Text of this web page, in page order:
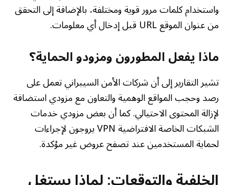
واستخدام كلمات مرور قوية ومختلفة، بالإضافة إلى التحقق
من عنوان الموقع URL قبل إدخال أي معلومات.
ماذا يفعل المطورون ومزودو الحماية؟
تشير التقارير إلى أن شركات الأمن السيبراني تعمل على
رصد وحجب المواقع الوهمية والتعاون مع مزودي استضافة
لإزالة المحتوى الاحتيالي. كما أن بعض مزودي خدمات
الشبكات الخاصة الافتراضية VPN يروجون لإجراءات
لحماية المستخدمين عند تصفح عروض غير مؤكدة.